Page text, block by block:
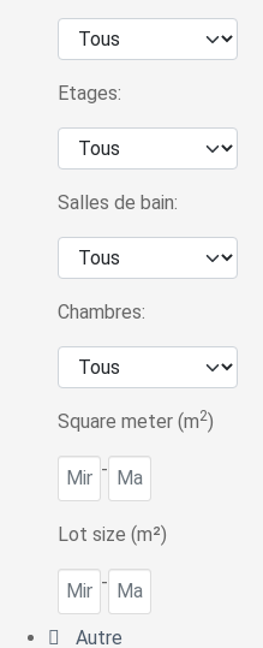
Etages:
Salles de bain:
Chambres:
Square meter (m2)
-
Lot size (m²)
-
Autre